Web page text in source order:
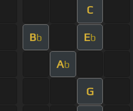
C
Bb Eb
Ab
G